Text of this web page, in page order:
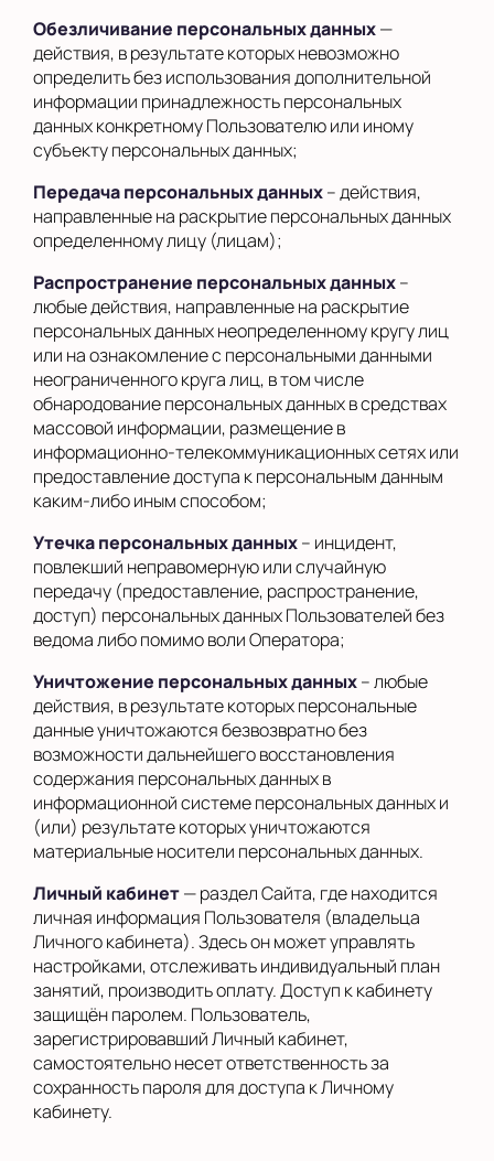
Обезличивание персональных данных—
действия, в результате которых невозможно
определить без использования дополнительной
информации принадлежность персональных
данных конкретному Пользователю или иному
субъекту персональных данных;
Передача персональных данных– действия,
направленные на раскрытие персональных данных
определенному лицу (лицам);
Распространение персональных данных–
любые действия, направленные на раскрытие
персональных данных неопределенному кругу лиц
или на ознакомление с персональными данными
неограниченного круга лиц, в том числе
обнародование персональных данных в средствах
массовой информации, размещение в
информационно-телекоммуникационных сетях или
предоставление доступа к персональным данным
каким-либо иным способом;
Утечка персональных данных– инцидент,
повлекший неправомерную или случайную
передачу (предоставление, распространение,
доступ) персональных данных Пользователей без
ведома либо помимо воли Оператора;
Уничтожение персональных данных– любые
действия, в результате которых персональные
данные уничтожаются безвозвратно без
возможности дальнейшего восстановления
содержания персональных данных в
информационной системе персональных данных и
(или) результате которых уничтожаются
материальные носители персональных данных.
Личный кабинет— раздел Сайта, где находится
личная информация Пользователя (владельца
Личного кабинета). Здесь он может управлять
настройками, отслеживать индивидуальный план
занятий, производить оплату. Доступ к кабинету
защищён паролем. Пользователь,
зарегистрировавший Личный кабинет,
самостоятельно несет ответственность за
сохранность пароля для доступа к Личному
кабинету.